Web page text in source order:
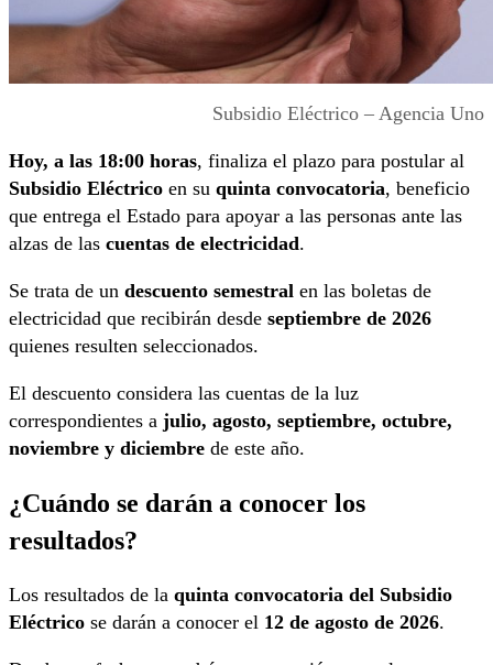
Subsidio Eléctrico – Agencia Uno
Hoy, a las 18:00 horas, finaliza el plazo para postular al
Subsidio Eléctrico en su quinta convocatoria, beneficio
que entrega el Estado para apoyar a las personas ante las
alzas de las cuentas de electricidad.
Se trata de un descuento semestral en las boletas de
electricidad que recibirán desde septiembre de 2026
quienes resulten seleccionados.
El descuento considera las cuentas de la luz
correspondientes a julio, agosto, septiembre, octubre,
noviembre y diciembre de este año.
¿Cuándo se darán a conocer los
resultados?
Los resultados de la quinta convocatoria del Subsidio
Eléctrico se darán a conocer el 12 de agosto de 2026.